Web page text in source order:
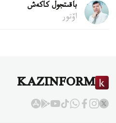
باقىتجول كاكەش
اۆتور
KAZINFORM